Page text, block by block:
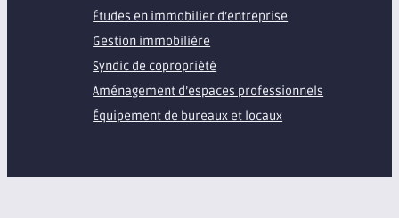
Études en immobilier d’entreprise
Gestion immobilière
Syndic de copropriété
Aménagement d’espaces professionnels
Équipement de bureaux et locaux